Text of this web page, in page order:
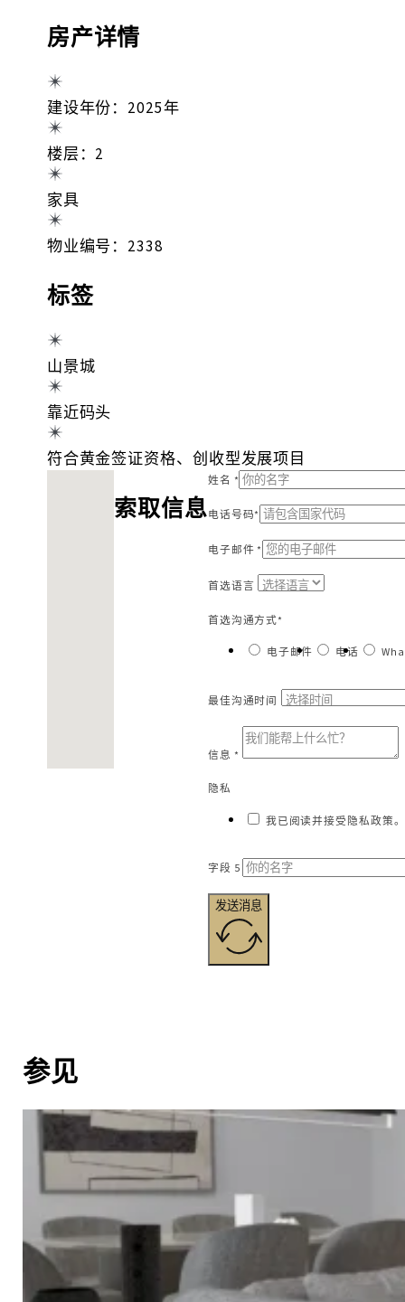
房产详情
建设年份：2025年
楼层：2
家具
物业编号：2338
标签
山景城
靠近码头
符合黄金签证资格、创收型发展项目
索取信息
姓名 *
电话号码*
电子邮件 *
首选语言
首选沟通方式*
电子邮件 电话
最佳沟通时间
信息 *
隐私
我已阅读并接受隐私政策
字段 5
发送消息
参见